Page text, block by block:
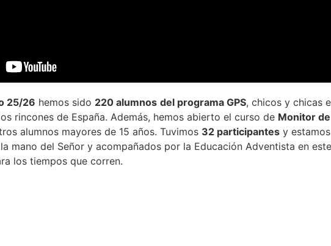
25/26 hemos sido 220 alumnos del programa GPS, chicos y chicas
rincones de España. Además, hemos abierto el curso de Monitor
alumnos mayores de 15 años. Tuvimos 32 participantes y
mano del Señor y acompañados por la Educación Adventista en
los tiempos que corren.